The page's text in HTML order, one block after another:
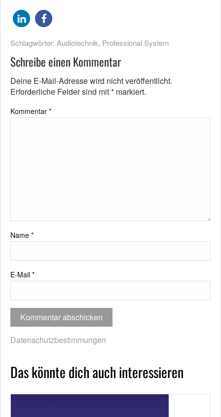
Schlagwörter: Audiotechnik, Professional System
Schreibe einen Kommentar
Deine E-Mail-Adresse wird nicht veröffentlicht.
Erforderliche Felder sind mit* markiert.
Kommentar *
Name *
E-Mail *
Datenschutzbestimmungen
Das könnte dich auch interessieren